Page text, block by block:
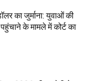
का जुर्माना: युवाओं की
के मामले में कोर्ट का